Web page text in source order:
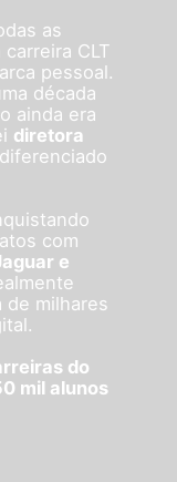
as
CLT
pessoal.
década
ainda era
diretora
com
e
de milhares
do
mil alunos